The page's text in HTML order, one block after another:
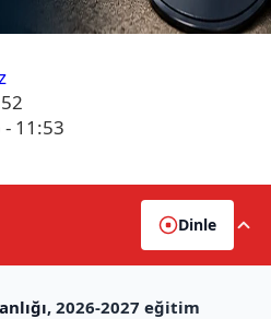
11:53
Dinle
, 2026-2027 eğitim